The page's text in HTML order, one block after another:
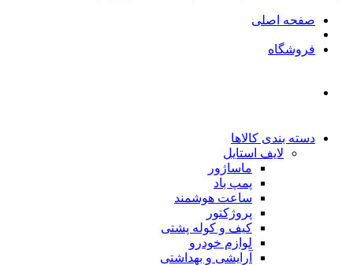
صفحه اصلی
فروشگاه
دسته بندی کالاها
لایف استایل
ماساژور
پمپ باد
ساعت هوشمند
پروژکتور
کیف و کوله پشتی
لوازم خودرو
آرایشی و بهداشتی